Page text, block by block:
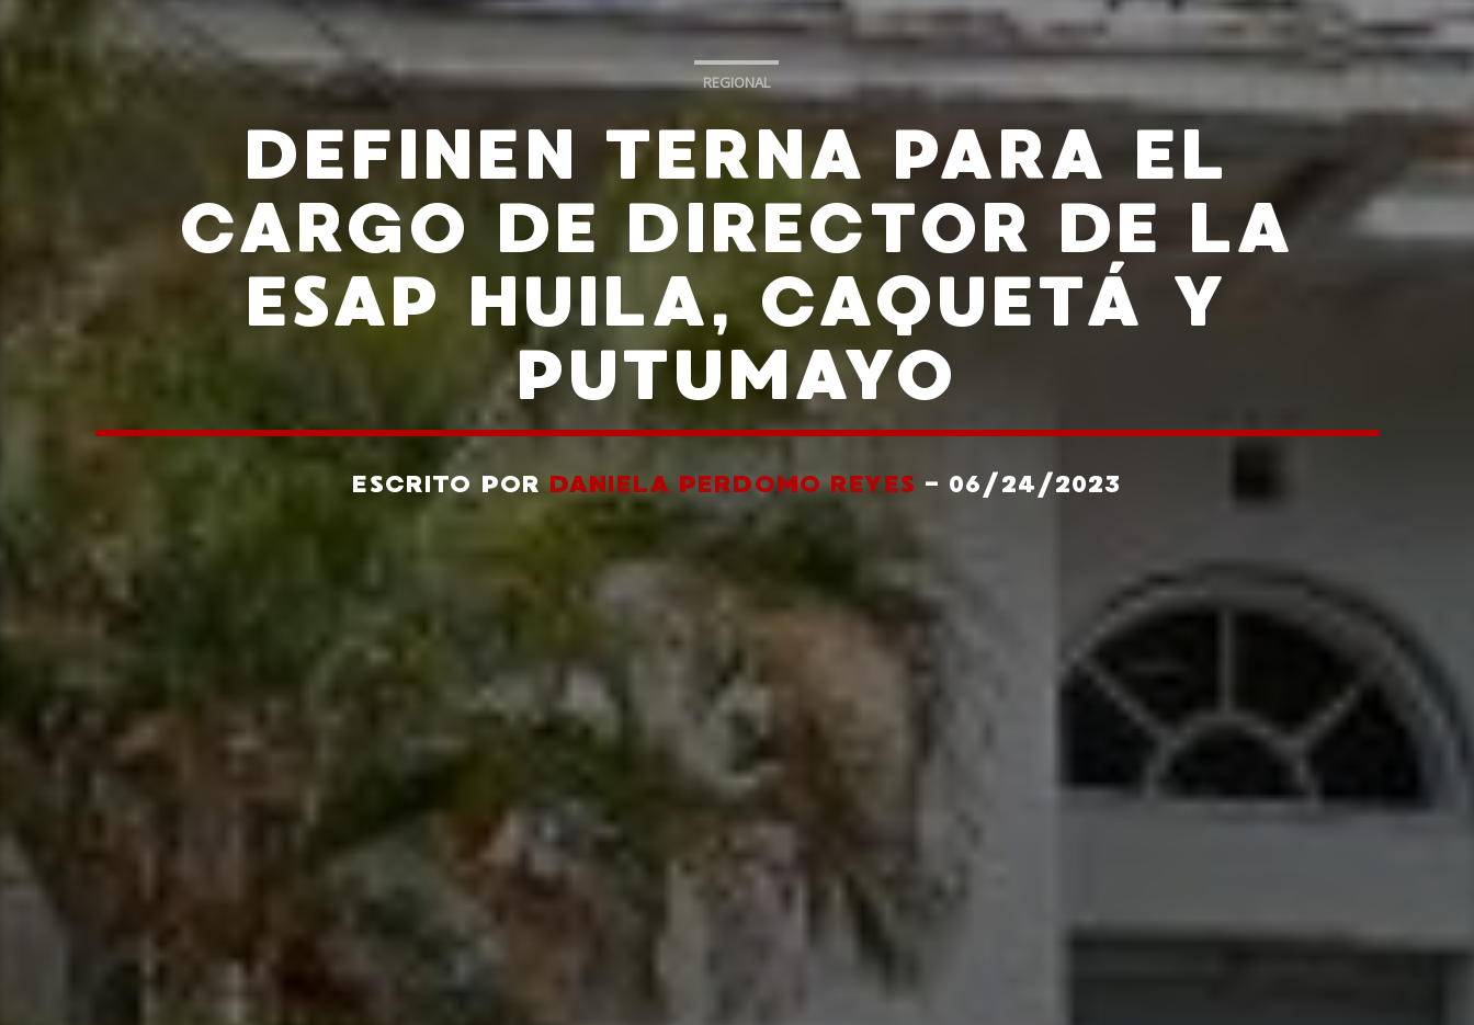
REGIONAL
DEFINEN TERNA PARA EL
CARGO DE DIRECTOR DE LA
ESAP HUILA, CAQUETÁ Y
PUTUMAYO
ESCRITO POR DANIELA PERDOMO REYES - 06/24/2023